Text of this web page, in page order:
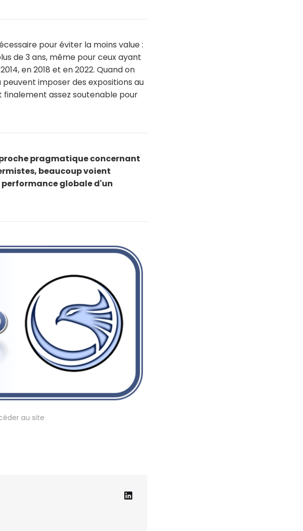
pour éviter la moins value :
de 3 ans, même pour ceux ayant
en 2018 et en 2022. Quand on
imposer des expositions au
assez soutenable pour
pragmatique concernant
beaucoup voient
globale d'un
au site